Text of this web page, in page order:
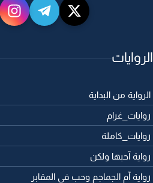
الروايات
الرواية من البداية
روايات_غرام
روايات_كاملة
رواية آحبها ولكن
رواية آم الجماجم وحب في المقابر